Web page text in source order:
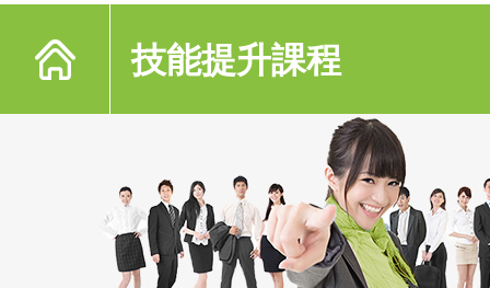
技能提升課程